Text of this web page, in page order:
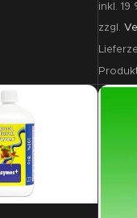
inkl. 19
zzgl.